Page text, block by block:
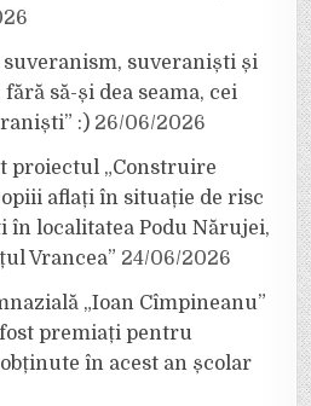
suveraniști și
să-și dea seama, cei
:) 26/06/2026
proiectul „Construire
aflați în situație de risc
în localitatea Podu Nărujei,
Vrancea” 24/06/2026
„Ioan Cîmpineanu”
premiați pentru
în acest an școlar